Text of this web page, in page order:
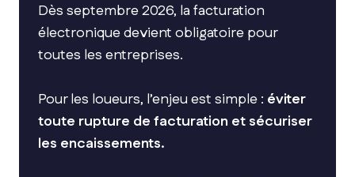
Dès septembre 2026, la facturation
électronique devient obligatoire pour
toutes les entreprises.
Pour les loueurs, l’enjeu est simple : éviter
toute rupture de facturation et sécuriser
les encaissements.